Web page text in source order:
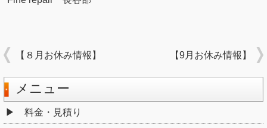
【８月お休み情報】 【9月お休み情報】
メニュー
料金・見積り